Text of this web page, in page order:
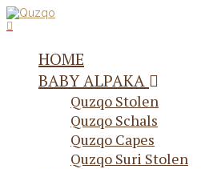
HOME
BABY ALPAKA
Quzqo Stolen
Quzqo Schals
Quzqo Capes
Quzqo Suri Stolen